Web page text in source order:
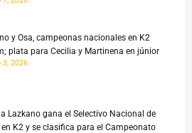
y Osa, campeonas nacionales en K2
plata para Cecilia y Martinena en júnior
3, 2026
Lazkano gana el Selectivo Nacional de
K2 y se clasifica para el Campeonato